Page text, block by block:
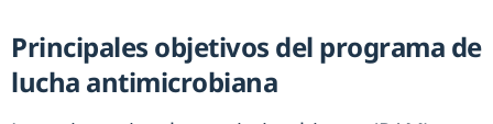
Principales objetivos del programa de
lucha antimicrobiana